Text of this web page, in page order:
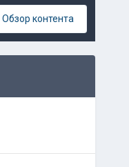
Обзор контента